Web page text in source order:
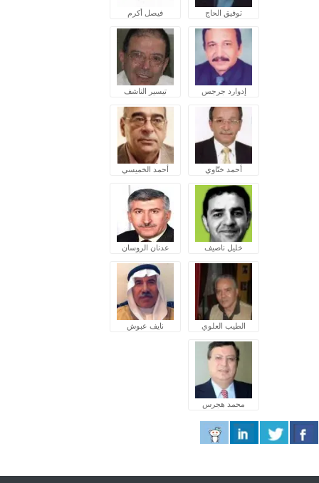
توفيق الحاج فيصل أكرم
إدوارد جرجس تيسير الناشف
أحمد ختّاوي أحمد الخميسي
خليل ناصيف عدنان الروسان
الطيب العلوي نايف عبوش
محمد هجرس